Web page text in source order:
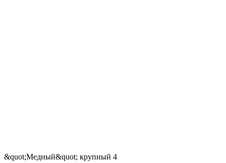
&quot;Медный&quot; крупный 4